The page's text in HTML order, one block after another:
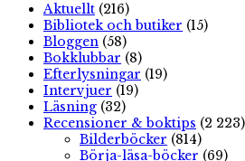
Aktuellt (216)
Bibliotek och butiker (15)
Bloggen (58)
Bokklubbar (8)
Efterlysningar (19)
Intervjuer (19)
Läsning (32)
Recensioner & boktips (2 223)
Bilderböcker (814)
Börja-läsa-böcker (69)